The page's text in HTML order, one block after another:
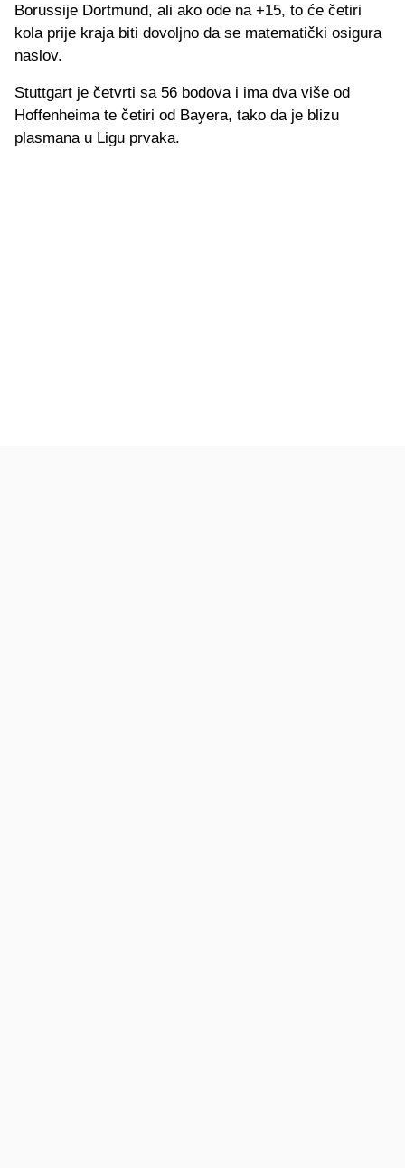
Borussije Dortmund, ali ako ode na +15, to će četiri
kola prije kraja biti dovoljno da se matematički osigura
naslov.
Stuttgart je četvrti sa 56 bodova i ima dva više od
Hoffenheima te četiri od Bayera, tako da je blizu
plasmana u Ligu prvaka.